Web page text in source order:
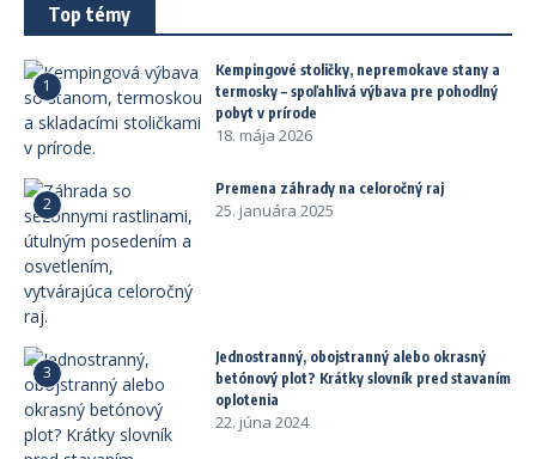
Top témy
1
Kempingové stoličky, nepremokave stany a
termosky – spoľahlivá výbava pre pohodlný
pobyt v prírode
18. mája 2026
2
Premena záhrady na celoročný raj
25. januára 2025
3
Jednostranný, obojstranný alebo okrasný
betónový plot? Krátky slovník pred stavaním
oplotenia
22. júna 2024